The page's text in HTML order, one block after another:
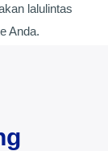
lalulintas
Anda.